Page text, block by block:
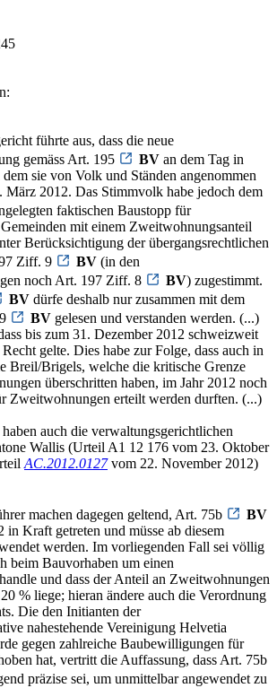
führte aus, dass die neue
gemäss Art. 195
BV an dem Tag in
sie von Volk und Ständen angenommen
März 2012. Das Stimmvolk habe jedoch dem
faktischen Baustopp für
mit einem Zweitwohnungsanteil
Berücksichtigung der übergangsrechtlichen
Ziff. 9
BV (in den
noch Art. 197 Ziff. 8
BV) zugestimmt.
BV dürfe deshalb nur zusammen mit dem
BV gelesen und verstanden werden. (...)
bis zum 31. Dezember 2012 schweizweit
gelte. Dies habe zur Folge, dass auch in
Breil/Brigels, welche die kritische Grenze
überschritten haben, im Jahr 2012 noch
Zweitwohnungen erteilt werden durften. (...)
auch die verwaltungsgerichtlichen
Wallis (Urteil A1 12 176 vom 23. Oktober
AC.2012.0127vom 22. November 2012)
machen dagegen geltend, Art. 75b
BV
in Kraft getreten und müsse ab diesem
werden. Im vorliegenden Fall sei völlig
beim Bauvorhaben um einen
und dass der Anteil an Zweitwohnungen
% liege; hieran ändere auch die Verordnung
Die den Initianten der
nahestehende Vereinigung Helvetia
gegen zahlreiche Baubewilligungen für
hat, vertritt die Auffassung, dass Art. 75b
präzise sei, um unmittelbar angewendet zu